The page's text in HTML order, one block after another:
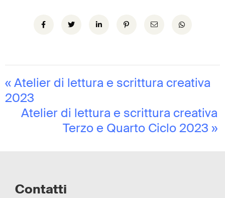
«Atelier di lettura e scrittura creativa
2023
Atelier di lettura e scrittura creativa
Terzo e Quarto Ciclo 2023 »
Contatti